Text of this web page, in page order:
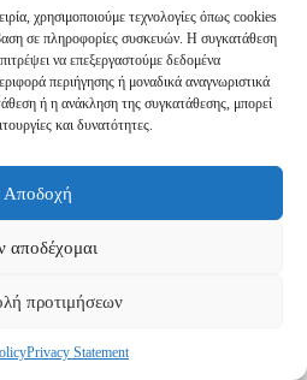
χρησιμοποιούμε τεχνολογίες όπως cookies
σε πληροφορίες συσκευών. Η συγκατάθεση
να επεξεργαστούμε δεδομένα
περιήγησης ή μοναδικά αναγνωριστικά
ή η ανάκληση της συγκατάθεσης, μπορεί
και δυνατότητες.
Αποδοχή
αποδέχομαι
προτιμήσεων
Privacy Statement
Απορρήτου
Αποστολής
Πληρωμής